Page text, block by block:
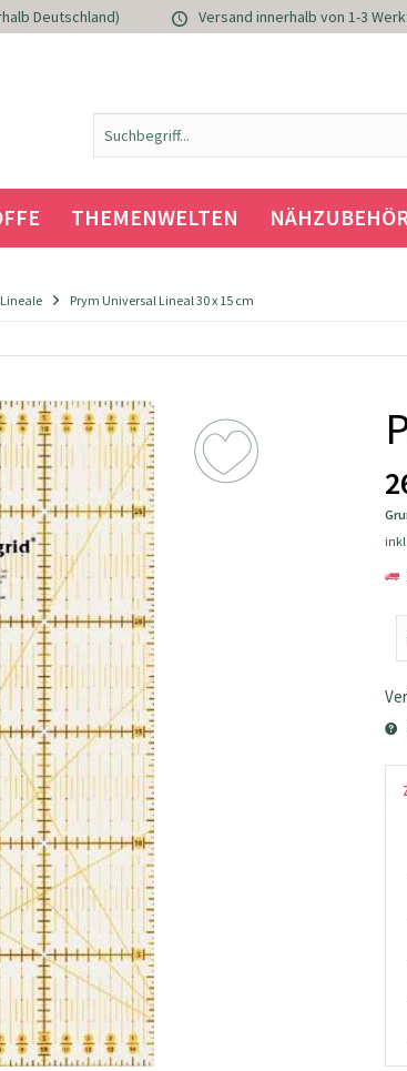
Deutschland) Versand innerhalb von 1-3
THEMENWELTEN
Prym Universal Lineal 30 x 15 cm